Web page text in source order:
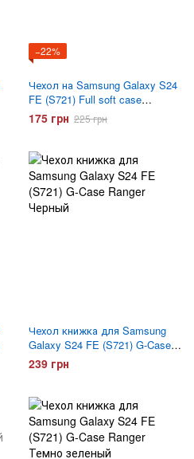
−22%
Чехол на Samsung Galaxy S24
FE (S721) Full soft case
Сиреневый
175 грн 225 грн
Чехол книжка для Samsung
Galaxy S24 FE (S721) G-Case
Ranger Черный
239 грн